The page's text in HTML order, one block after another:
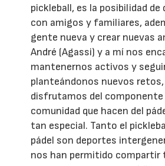
pickleball, es la posibilidad
con amigos y familiares,
gente nueva y crear nuevas
André (Agassi) y a mí nos
mantenernos activos y
planteándonos nuevos
disfrutamos del componente
comunidad que hacen del
tan especial. Tanto el
pádel son deportes
nos han permitido compartir